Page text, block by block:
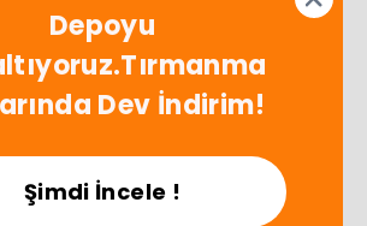
Depoyu
Dev İndirim!
Şimdi İncele !